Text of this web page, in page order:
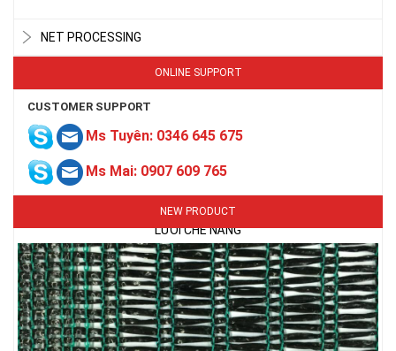
NET PROCESSING
ONLINE SUPPORT
CUSTOMER SUPPORT
Ms Tuyên: 0346 645 675
Ms Mai: 0907 609 765
NEW PRODUCT